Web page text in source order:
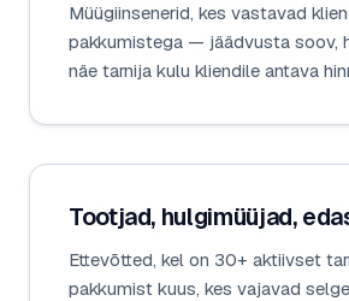
Müügiinsenerid, kes vastavad
pakkumistega — jäädvusta soov,
näe tarnija kulu kliendile antava
Tootjad, hulgimüüjad,
Ettevõtted, kel on 30+ aktiivset
pakkumist kuus, kes vajavad